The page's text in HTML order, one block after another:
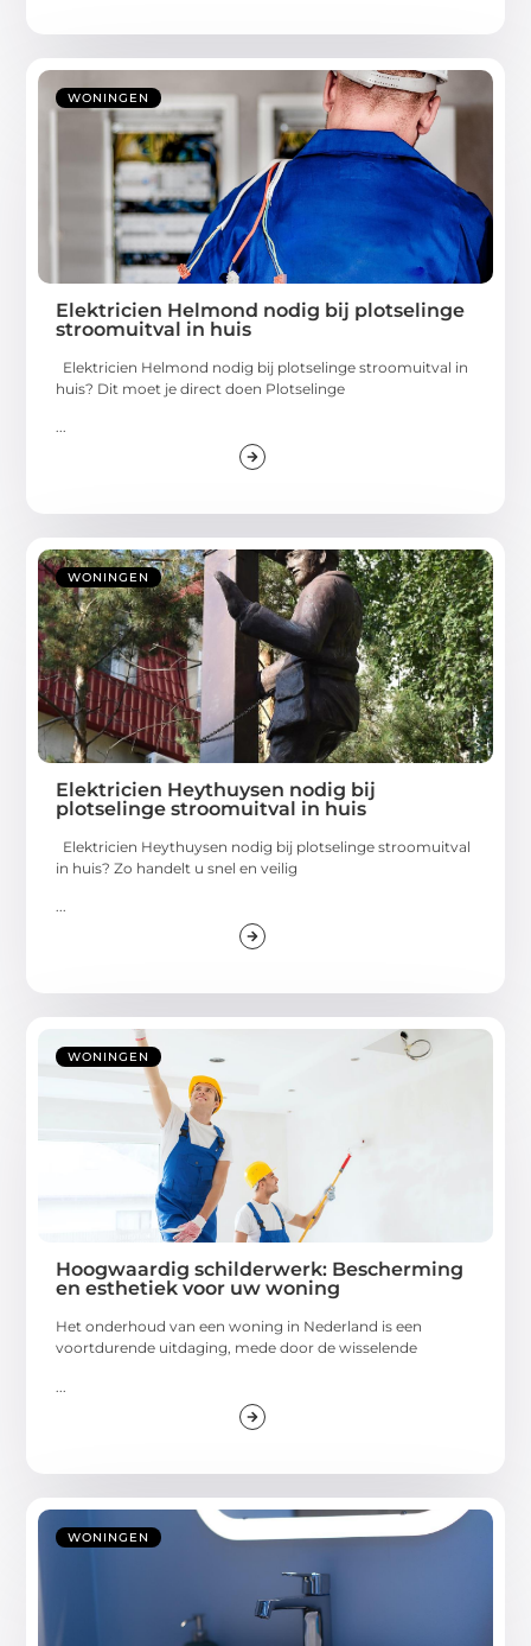
WONINGEN
Elektricien Helmond nodig bij plotselinge
stroomuitval in huis
Elektricien Helmond nodig bij plotselinge stroomuitval in
huis? Dit moet je direct doen Plotselinge
WONINGEN
Elektricien Heythuysen nodig bij
plotselinge stroomuitval in huis
Elektricien Heythuysen nodig bij plotselinge stroomuitval
in huis? Zo handelt u snel en veilig
...
WONINGEN
Hoogwaardig schilderwerk: Bescherming
en esthetiek voor uw woning
Het onderhoud van een woning in Nederland is een
voortdurende uitdaging, mede door de wisselende
WONINGEN